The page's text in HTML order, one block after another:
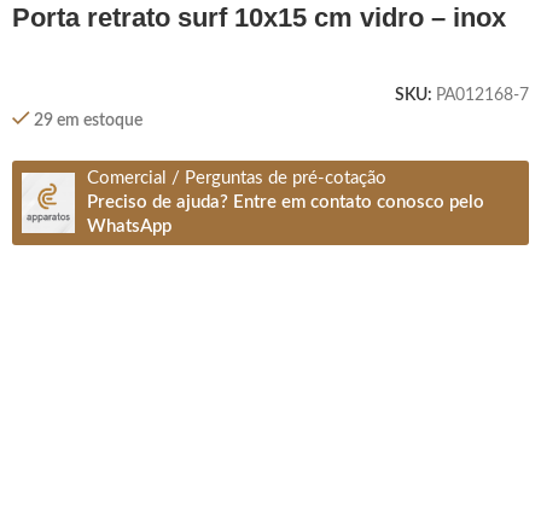
porta retrato surf 10x15 cm vidro – inox
SKU: PA012168-7
29 em estoque
Comercial / Perguntas de pré-cotação
Preciso de ajuda? Entre em contato conosco pelo
WhatsApp